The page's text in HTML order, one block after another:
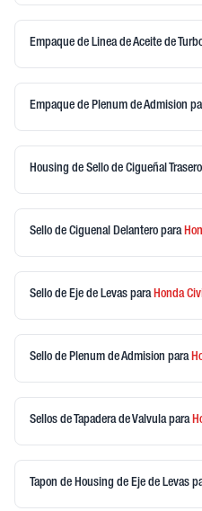
Empaque de Linea de Aceite de
Empaque de Plenum de Admision
Housing de Sello de Cigueñal Trasero
Sello de Ciguenal Delantero para
Sello de Eje de Levas paraHonda
Sello de Plenum de Admision para
Sellos de Tapadera de Valvula para
Tapon de Housing de Eje de Levas